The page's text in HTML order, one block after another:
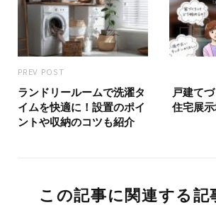
PREV POST
ランドリールームで洗濯タ
イムを快適に！設置のポイ
ントや収納のコツも紹介
戸建て
住宅展
この記事に関連する記